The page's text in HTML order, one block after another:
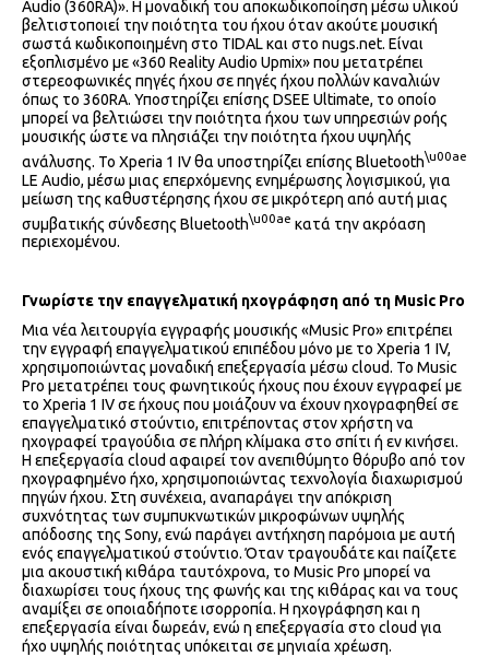
Audio (360RA)». Η μοναδική του αποκωδικοποίηση μέσω υλικού
βελτιστοποιεί την ποιότητα του ήχου όταν ακούτε μουσική
σωστά κωδικοποιημένη στο TIDAL και στο nugs.net. Είναι
εξοπλισμένο με «360 Reality Audio Upmix» που μετατρέπει
στερεοφωνικές πηγές ήχου σε πηγές ήχου πολλών καναλιών
όπως το 360RA. Υποστηρίζει επίσης DSEE Ultimate, το οποίο
μπορεί να βελτιώσει την ποιότητα ήχου των υπηρεσιών ροής
μουσικής ώστε να πλησιάζει την ποιότητα ήχου υψηλής
ανάλυσης. Το Xperia 1 IV θα υποστηρίζει επίσης Bluetooth\u00ae
LE Audio, μέσω μιας επερχόμενης ενημέρωσης λογισμικού, για
μείωση της καθυστέρησης ήχου σε μικρότερη από αυτή μιας
συμβατικής σύνδεσης Bluetooth\u00ae κατά την ακρόαση
περιεχομένου.
Γνωρίστε την επαγγελματική ηχογράφηση από τη Music Pro
Μια νέα λειτουργία εγγραφής μουσικής «Music Pro» επιτρέπει
την εγγραφή επαγγελματικού επιπέδου μόνο με το Xperia 1 IV,
χρησιμοποιώντας μοναδική επεξεργασία μέσω cloud. Το Music
Pro μετατρέπει τους φωνητικούς ήχους που έχουν εγγραφεί με
το Xperia 1 IV σε ήχους που μοιάζουν να έχουν ηχογραφηθεί σε
επαγγελματικό στούντιο, επιτρέποντας στον χρήστη να
ηχογραφεί τραγούδια σε πλήρη κλίμακα στο σπίτι ή εν κινήσει.
Η επεξεργασία cloud αφαιρεί τον ανεπιθύμητο θόρυβο από τον
ηχογραφημένο ήχο, χρησιμοποιώντας τεχνολογία διαχωρισμού
πηγών ήχου. Στη συνέχεια, αναπαράγει την απόκριση
συχνότητας των συμπυκνωτικών μικροφώνων υψηλής
απόδοσης της Sony, ενώ παράγει αντήχηση παρόμοια με αυτή
ενός επαγγελματικού στούντιο. Όταν τραγουδάτε και παίζετε
μια ακουστική κιθάρα ταυτόχρονα, το Music Pro μπορεί να
διαχωρίσει τους ήχους της φωνής και της κιθάρας και να τους
αναμίξει σε οποιαδήποτε ισορροπία. Η ηχογράφηση και η
επεξεργασία είναι δωρεάν, ενώ η επεξεργασία στο cloud για
ήχο υψηλής ποιότητας υπόκειται σε μηνιαία χρέωση.